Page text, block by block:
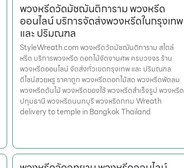
พวงหรีดวัดมัชฌันติการาม พวงหรีด
ออนไลน์ บริการจัดส่งพวงหรีดในกรุงเทพ
และ ปริมณฑล
StyleWreath.com พวงหรีดวัดมัชฌันติการาม สไตล์
หรีด บริการพวงหรีด ดอกไม้จัดงานศพ ครบวงจร ร้าน
พวงหรีดออนไลน์ จัดส่งทั่วเขตกรุงเทพ และ ปริมณฑล
ดีไซน์สวยหรู ราคาถูก พวงหรีดดอกไม้สด พวงหรีดพัดลม
พวงหรีดต้นไม้ พวงหรีดของใช้ พวงหรีดสำเร็จรูป พวงหรีด
ปทุมธานี พวงหรีดนนทบุรี พวงหรีดกทม Wreath
delivery to temple in Bangkok Thailand